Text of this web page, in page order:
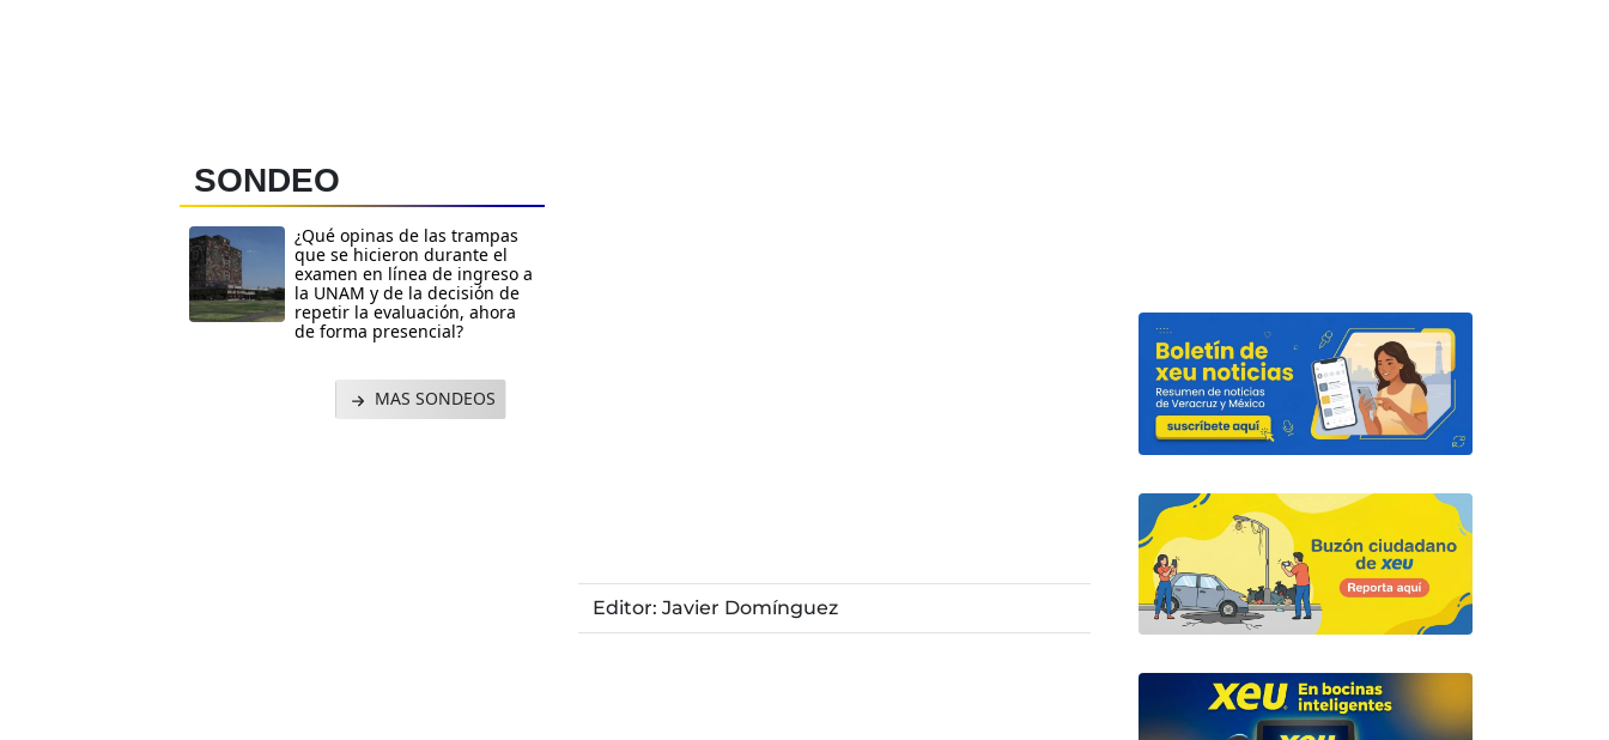
SONDEO
¿Qué opinas de las trampas
que se hicieron durante el
examen en línea de ingreso a
la UNAM y de la decisión de
repetir la evaluación, ahora
de forma presencial?
MAS SONDEOS
Editor: Javier Domínguez